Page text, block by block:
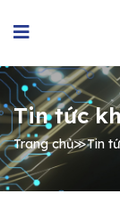
Tin tức
Trang chủ≫Tin